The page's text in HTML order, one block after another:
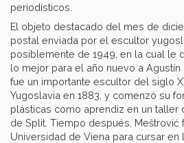
periodísticos.
El objeto destacado del mes de
postal enviada por el escultor
posiblemente de 1949, en la cual le
lo mejor para el año nuevo a Agustín
fue un importante escultor del siglo
Yugoslavia en 1883, y comenzó su
plásticas como aprendiz en un taller
de Split. Tiempo después, Meštrović
Universidad de Viena para cursar